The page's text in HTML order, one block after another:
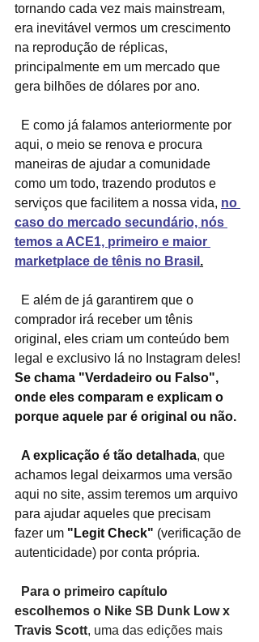
tornando cada vez mais mainstream,
era inevitável vermos um crescimento
na reprodução de réplicas,
principalmente em um mercado que
gera bilhões de dólares por ano.
aqui, o meio se renova e procura
maneiras de ajudar a comunidade
como um todo, trazendo produtos e
serviços que facilitem a nossa vida, no
caso do mercado secundário, nós
temos a ACE1, primeiro e maior
marketplace de tênis no Brasil .
comprador irá receber um tênis
original, eles criam um conteúdo bem
legal e exclusivo lá no Instagram deles!
Se chama "Verdadeiro ou Falso",
onde eles comparam e explicam o
porque aquele par é original ou não.
A explicação é tão detalhada, que
achamos legal deixarmos uma versão
aqui no site, assim teremos um arquivo
para ajudar aqueles que precisam
fazer um "Legit Check" (verificação de
autenticidade) por conta própria.
Para o primeiro capítulo
escolhemos o Nike SB Dunk Low x
Travis Scott, uma das edições mais